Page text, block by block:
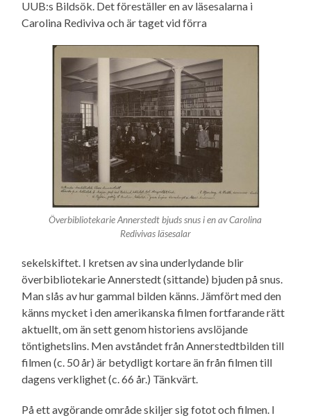
UUB:s Bildsök. Det föreställer en av läsesalarna i
Carolina Rediviva och är taget vid förra
Överbibliotekarie Annerstedt bjuds snus i en av Carolina
Redivivas läsesalar
sekelskiftet. I kretsen av sina underlydande blir
överbibliotekarie Annerstedt (sittande) bjuden på snus.
Man slås av hur gammal bilden känns. Jämfört med den
känns mycket i den amerikanska filmen fortfarande rätt
aktuellt, om än sett genom historiens avslöjande
töntighetslins. Men avståndet från Annerstedtbilden till
filmen (c. 50 år) är betydligt kortare än från filmen till
dagens verklighet (c. 66 år.) Tänkvärt.
På ett avgörande område skiljer sig fotot och filmen. I